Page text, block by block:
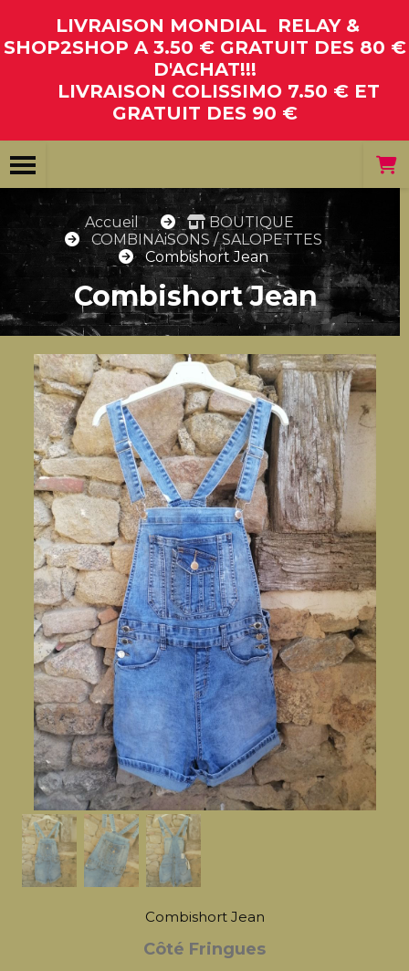
LIVRAISON MONDIAL RELAY &
SHOP2SHOP A 3.50 € GRATUIT DES 80 €
D'ACHAT!!!
LIVRAISON COLISSIMO 7.50 € ET
GRATUIT DES 90 €
Accueil
BOUTIQUE
COMBINAiSONS / SALOPETTES
Combishort Jean
Combishort Jean
Combishort Jean
Côté Fringues